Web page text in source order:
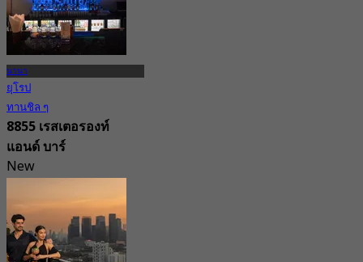
นานา
ยุโรป
ทานชิล ๆ
8855 เรสเตอรองท์
แอนด์ บาร์
New
฿ 387.5